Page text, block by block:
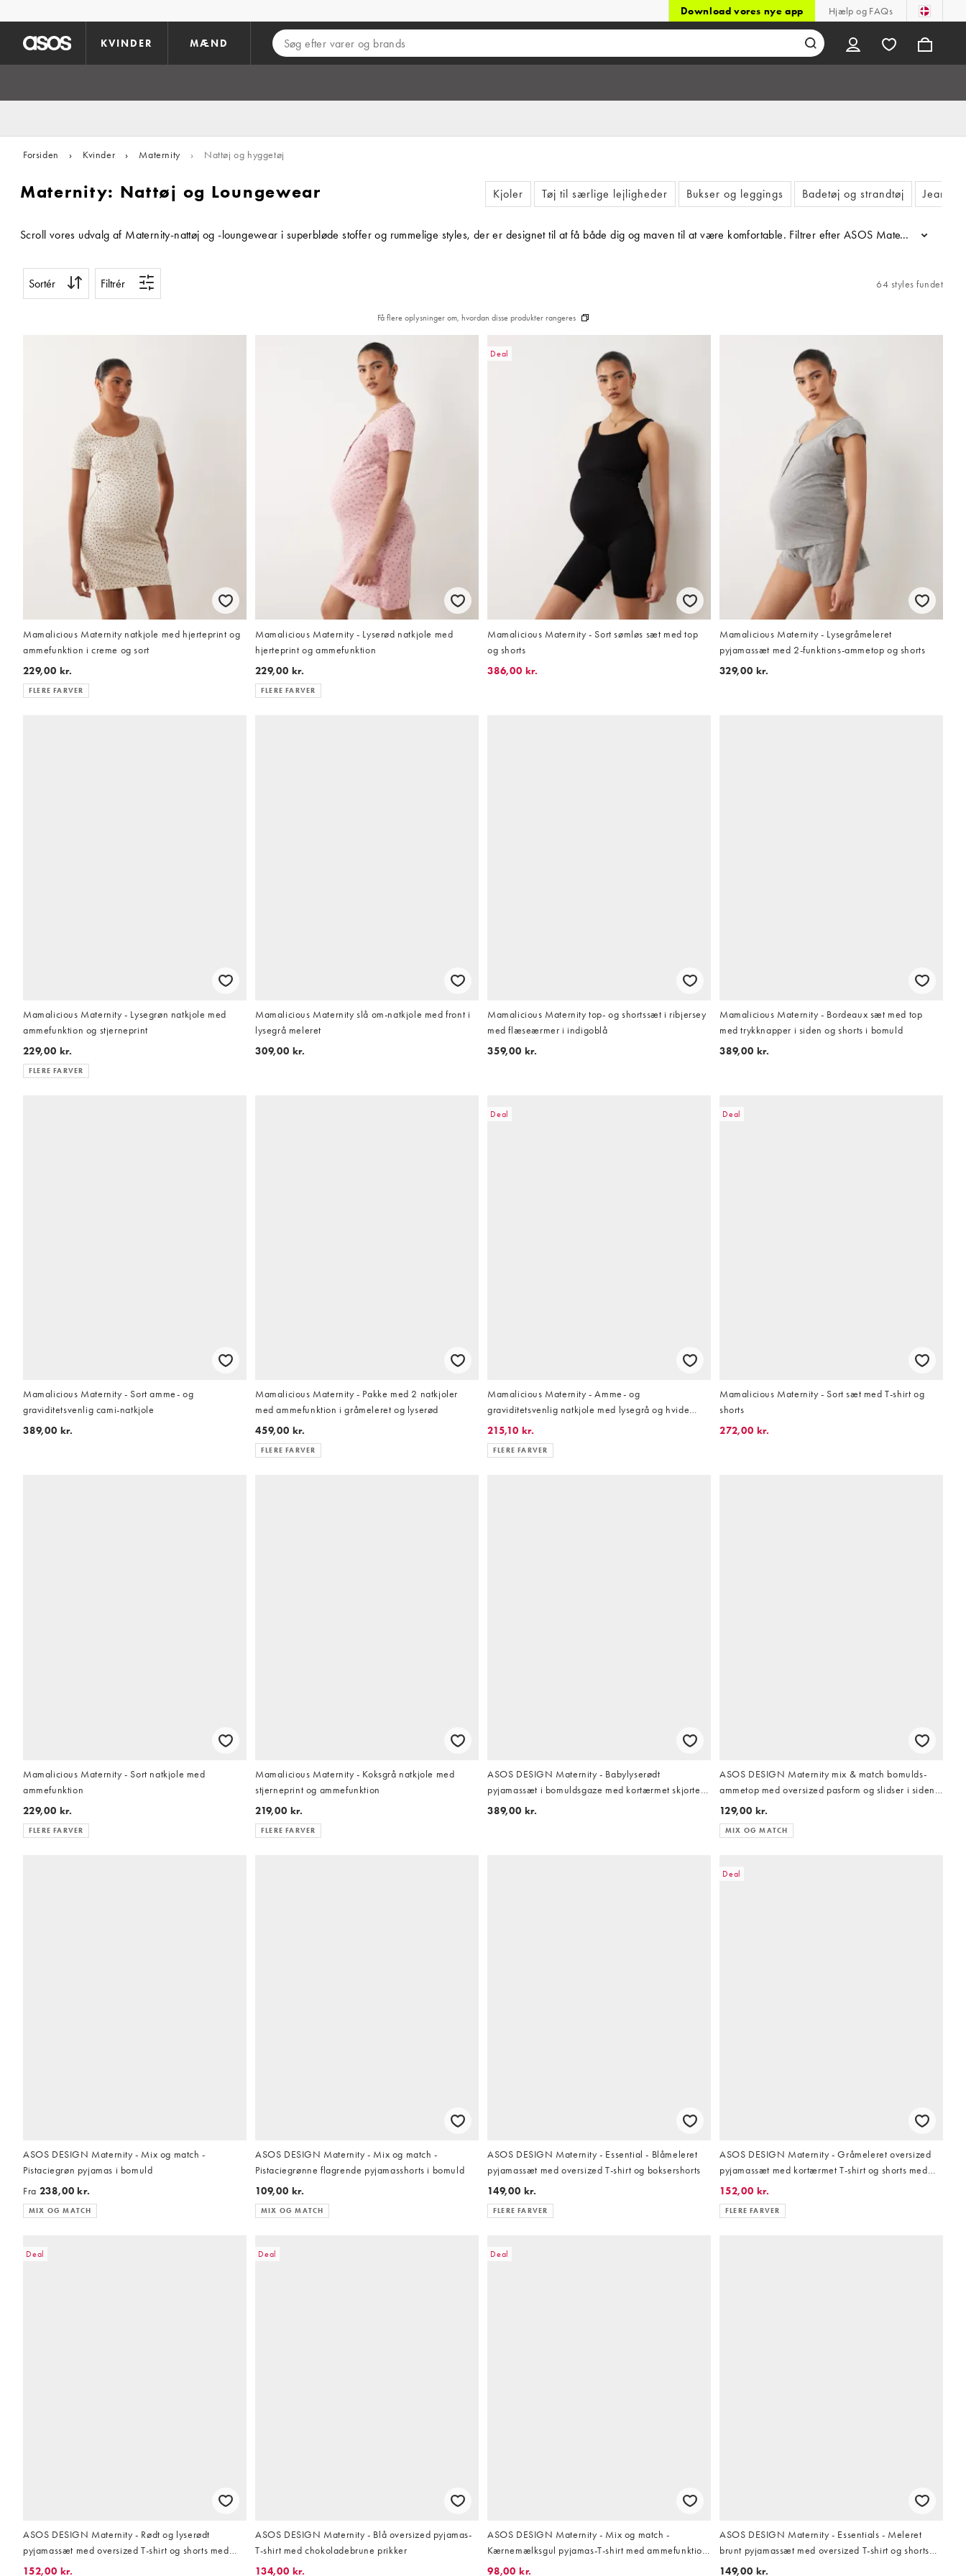
Download vores nye app Hjælp og FAQs
KVINDER MÆND
Forsiden › Kvinder › Maternity › Nattøj og hyggetøj
Maternity: Nattøj og Loungewear Kjoler Tøj til særlige lejligheder Bukser og leggings Badetøj og strandtøj Jeans
Scroll vores udvalg af Maternity-nattøj og -loungewear i superbløde stoffer og rummelige styles, der er designet til at få både dig og maven til at være komfortable. Filtrer efter ASOS Maternity for
...
Sortér Filtrér 64 styles fundet
Få flere oplysninger om, hvordan disse produkter rangeres
Mamalicious Maternity natkjole med hjerteprint og
ammefunktion i creme og sort
229,00 kr.
FLERE FARVER
Mamalicious Maternity - Lyserød natkjole med
hjerteprint og ammefunktion
229,00 kr.
FLERE FARVER
Deal
Mamalicious Maternity - Sort sømløs sæt med top
og shorts
386,00 kr.
Mamalicious Maternity - Lysegråmeleret
pyjamassæt med 2-funktions-ammetop og shorts
329,00 kr.
Mamalicious Maternity - Lysegrøn natkjole med
ammefunktion og stjerneprint
229,00 kr.
FLERE FARVER
Mamalicious Maternity slå om-natkjole med front i
lysegrå meleret
309,00 kr.
Mamalicious Maternity top- og shortssæt i ribjersey
med flæseærmer i indigoblå
359,00 kr.
Mamalicious Maternity - Bordeaux sæt med top
med trykknapper i siden og shorts i bomuld
389,00 kr.
Mamalicious Maternity - Sort amme- og
graviditetsvenlig cami-natkjole
389,00 kr.
Mamalicious Maternity - Pakke med 2 natkjoler
med ammefunktion i gråmeleret og lyserød
459,00 kr.
FLERE FARVER
Deal
Mamalicious Maternity - Amme- og
graviditetsvenlig natkjole med lysegrå og hvide
striber
215,10 kr.
FLERE FARVER
Deal
Mamalicious Maternity - Sort sæt med T-shirt og
shorts
272,00 kr.
Mamalicious Maternity - Sort natkjole med
ammefunktion
229,00 kr.
FLERE FARVER
Mamalicious Maternity - Koksgrå natkjole med
stjerneprint og ammefunktion
219,00 kr.
FLERE FARVER
ASOS DESIGN Maternity - Babylyserødt
pyjamassæt i bomuldsgaze med kortærmet skjorte
og shorts
389,00 kr.
ASOS DESIGN Maternity mix & match bomulds-
ammetop med oversized pasform og slidser i siden i
pistaciegrøn
129,00 kr.
MIX OG MATCH
ASOS DESIGN Maternity - Mix og match -
Pistaciegrøn pyjamas i bomuld
Fra 238,00 kr.
MIX OG MATCH
ASOS DESIGN Maternity - Mix og match -
Pistaciegrønne flagrende pyjamasshorts i bomuld
109,00 kr.
MIX OG MATCH
ASOS DESIGN Maternity - Essential - Blåmeleret
pyjamassæt med oversized T-shirt og boksershorts
149,00 kr.
FLERE FARVER
Deal
ASOS DESIGN Maternity - Gråmeleret oversized
pyjamassæt med kortærmet T-shirt og shorts med
fåreprint
152,00 kr.
FLERE FARVER
Deal
ASOS DESIGN Maternity - Rødt og lyserødt
pyjamassæt med oversized T-shirt og shorts med
kirsebærprint
152,00 kr.
Deal
ASOS DESIGN Maternity - Blå oversized pyjamas-
T-shirt med chokoladebrune prikker
134,00 kr.
Deal
ASOS DESIGN Maternity - Mix og match -
Kærnemælksgul pyjamas-T-shirt med ammefunktion
og slids i siden i bomuld
98,00 kr.
ASOS DESIGN Maternity - Essentials - Meleret
brunt pyjamassæt med oversized T-shirt og shorts
med overlock-sømme i kontrast
149,00 kr.